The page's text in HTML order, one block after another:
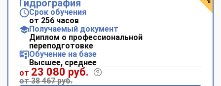
Гидрография
Срок обучения
от 256 часов
Получаемый документ
Диплом о профессиональной
переподготовке
Обучение на базе
Высшее, среднее
от 23 080 руб.
от 38 467 руб.